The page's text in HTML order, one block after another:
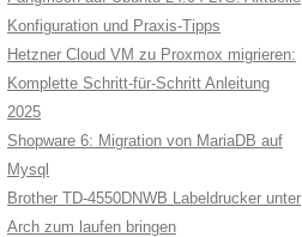
Konfiguration und Praxis-Tipps
Hetzner Cloud VM zu Proxmox migrieren:
Komplette Schritt-für-Schritt Anleitung
2025
Shopware 6: Migration von MariaDB auf
Mysql
Brother TD-4550DNWB Labeldrucker unter
Arch zum laufen bringen